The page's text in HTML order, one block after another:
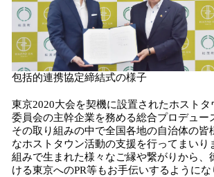
包括的連携協定締結式の様子
東京2020大会を契機に設置されたホスト
委員会の主幹企業を務める総合プロデュー
その取り組みの中で全国各地の自治体の皆
なホストタウン活動の支援を行ってまいり
組みで生まれた様々なご縁や繋がりから、
ける東京へのPR等もお手伝いするようにな